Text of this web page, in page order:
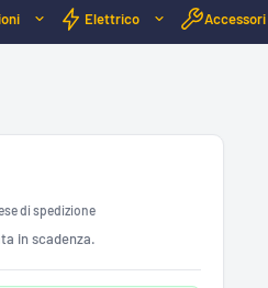
Elettrico Accessori
di spedizione
in scadenza.